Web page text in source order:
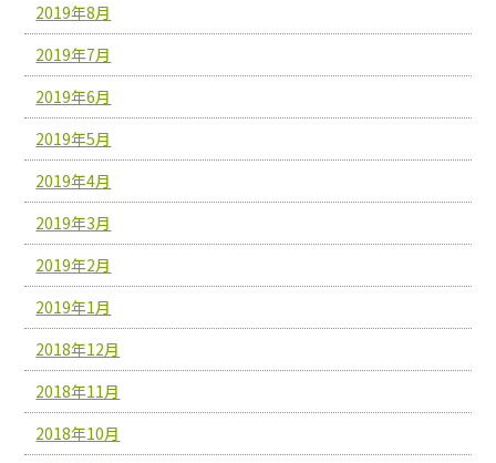
2019年8月
2019年7月
2019年6月
2019年5月
2019年4月
2019年3月
2019年2月
2019年1月
2018年12月
2018年11月
2018年10月